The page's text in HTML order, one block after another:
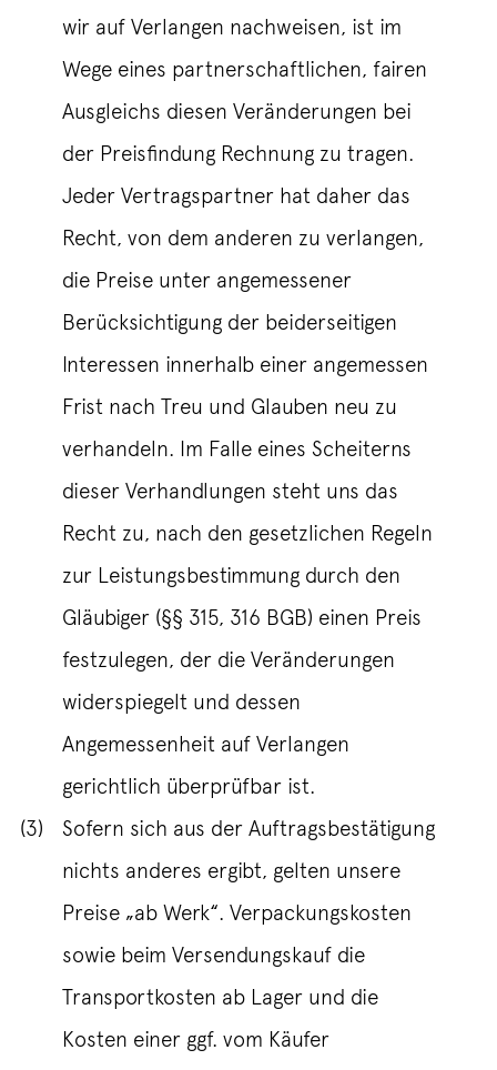
wir auf Verlangen nachweisen, ist im
Wege eines partnerschaftlichen, fairen
Ausgleichs diesen Veränderungen bei
der Preisfindung Rechnung zu tragen.
Jeder Vertragspartner hat daher das
Recht, von dem anderen zu verlangen,
die Preise unter angemessener
Berücksichtigung der beiderseitigen
Interessen innerhalb einer angemessen
Frist nach Treu und Glauben neu zu
verhandeln. Im Falle eines Scheiterns
dieser Verhandlungen steht uns das
Recht zu, nach den gesetzlichen Regeln
zur Leistungsbestimmung durch den
Gläubiger (§§ 315, 316 BGB) einen Preis
festzulegen, der die Veränderungen
widerspiegelt und dessen
Angemessenheit auf Verlangen
gerichtlich überprüfbar ist.
(3)
Sofern sich aus der Auftragsbestätigung
nichts anderes ergibt, gelten unsere
Preise „ab Werk“. Verpackungskosten
sowie beim Versendungskauf die
Transportkosten ab Lager und die
Kosten einer ggf. vom Käufer